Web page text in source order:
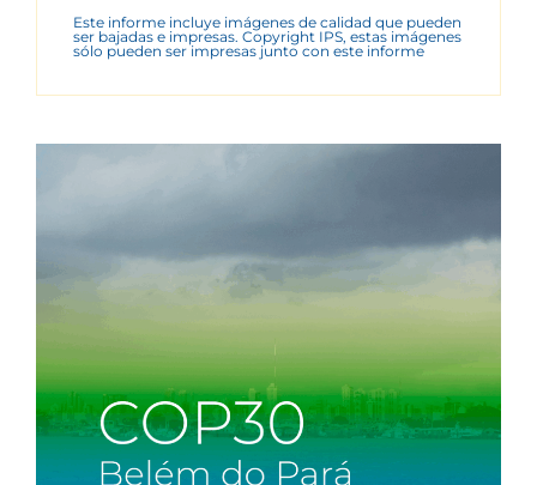
Este informe incluye imágenes de calidad que pueden
ser bajadas e impresas. Copyright IPS, estas imágenes
sólo pueden ser impresas junto con este informe